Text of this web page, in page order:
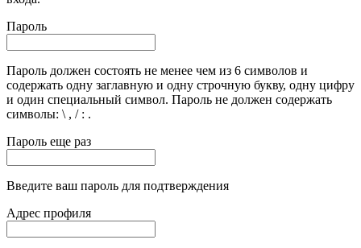
Пароль
Пароль должен состоять не менее чем из 6 символов и
содержать одну заглавную и одну строчную букву, одну цифру
и один специальный символ. Пароль не должен содержать
символы: \ , / : .
Пароль еще раз
Введите ваш пароль для подтверждения
Адрес профиля